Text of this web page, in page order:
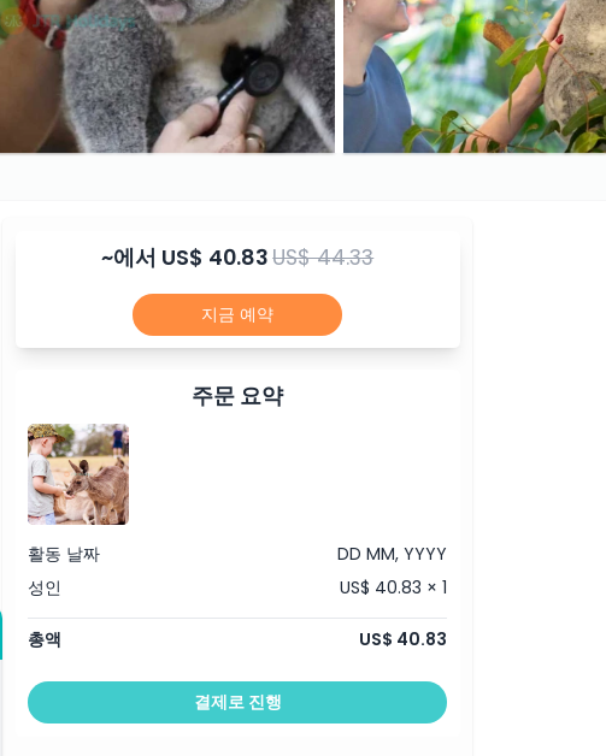
~에서 US$ 40.83US$ 44.33
지금 예약
주문 요약
활동 날짜
DD MM, YYYY
성인
US$ 40.83 × 1
총액 US$ 40.83
결제로 진행